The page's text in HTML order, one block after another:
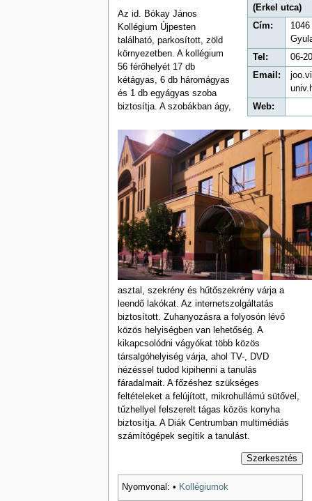
(Erkel utca)
Cím:
Tel:
06-
Email:
Web:
Az id. Bókay János
Kollégium Újpesten
található, parkosított, zöld
környezetben. A kollégium
56 férőhelyét 17 db
kétágyas, 6 db háromágyas
és 1 db egyágyas szoba
biztosítja. A szobákban ágy,
asztal, szekrény és hűtőszekrény várja a
leendő lakókat. Az internetszolgáltatás
biztosított. Zuhanyozásra a folyosón lévő
közös helyiségben van lehetőség. A
kikapcsolódni vágyókat több közös
társalgóhelyiség várja, ahol TV-, DVD
nézéssel tudod kipihenni a tanulás
fáradalmait. A főzéshez szükséges
feltételeket a felújított, mikrohullámú sütővel,
tűzhellyel felszerelt tágas közös konyha
biztosítja. A Diák Centrumban multimédiás
számítógépek segítik a tanulást.
Szerkesztés
Nyomvonal: • Kollégiumok